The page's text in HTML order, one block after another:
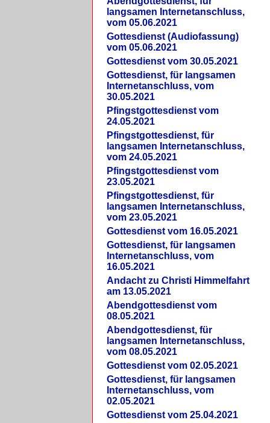
langsamen Internetanschluss,
vom 05.06.2021
Gottesdienst (Audiofassung)
vom 05.06.2021
Gottesdienst vom 30.05.2021
Gottesdienst, für langsamen
Internetanschluss, vom
30.05.2021
Pfingstgottesdienst vom
24.05.2021
Pfingstgottesdienst, für
langsamen Internetanschluss,
vom 24.05.2021
Pfingstgottesdienst vom
23.05.2021
Pfingstgottesdienst, für
langsamen Internetanschluss,
vom 23.05.2021
Gottesdienst vom 16.05.2021
Gottesdienst, für langsamen
Internetanschluss, vom
16.05.2021
Andacht zu Christi Himmelfahrt
am 13.05.2021
Abendgottesdienst vom
08.05.2021
Abendgottesdienst, für
langsamen Internetanschluss,
vom 08.05.2021
Gottesdienst vom 02.05.2021
Gottesdienst, für langsamen
Internetanschluss, vom
02.05.2021
Gottesdienst vom 25.04.2021